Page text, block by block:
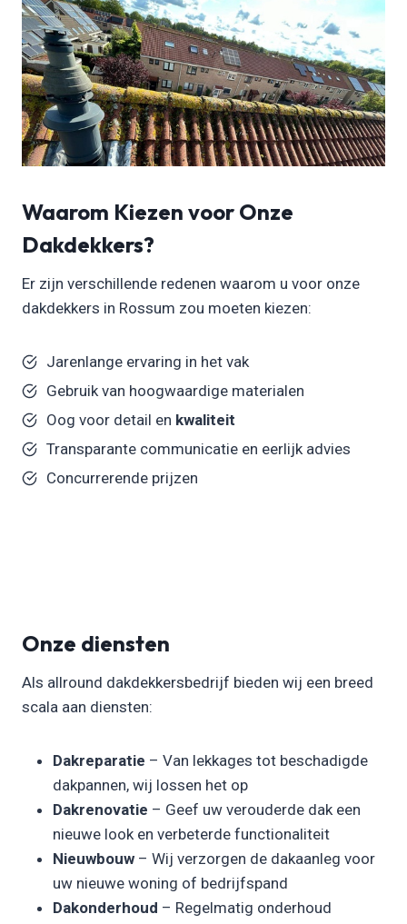
Waarom Kiezen voor Onze
Dakdekkers?
Er zijn verschillende redenen waarom u voor onze
dakdekkers in Rossum zou moeten kiezen:
Jarenlange ervaring in het vak
Gebruik van hoogwaardige materialen
Oog voor detail en kwaliteit
Transparante communicatie en eerlijk advies
Concurrerende prijzen
Onze diensten
Als allround dakdekkersbedrijf bieden wij een breed
scala aan diensten:
Dakreparatie – Van lekkages tot beschadigde
dakpannen, wij lossen het op
Dakrenovatie – Geef uw verouderde dak een
nieuwe look en verbeterde functionaliteit
Nieuwbouw – Wij verzorgen de dakaanleg voor
uw nieuwe woning of bedrijfspand
Dakonderhoud – Regelmatig onderhoud